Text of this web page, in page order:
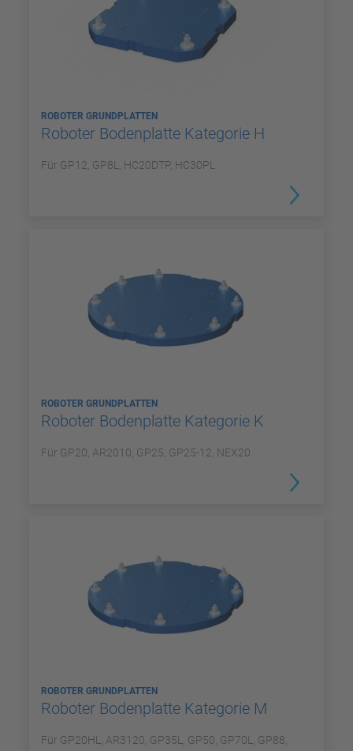
ROBOTER GRUNDPLATTEN
Roboter Bodenplatte Kategorie H
Für GP12, GP8L, HC20DTP, HC30PL
ROBOTER GRUNDPLATTEN
Roboter Bodenplatte Kategorie K
Für GP20, AR2010, GP25, GP25-12, NEX20
ROBOTER GRUNDPLATTEN
Roboter Bodenplatte Kategorie M
Für GP20HL, AR3120, GP35L, GP50, GP70L, GP88,